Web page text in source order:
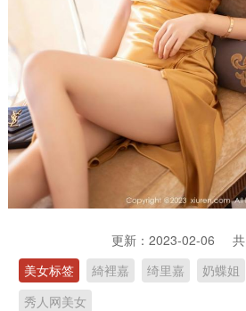
更新：2023-02-06 共
美女标签
綺裡嘉 绮里嘉 奶蝶姐
秀人网美女